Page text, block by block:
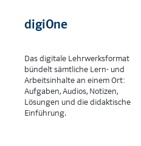
digiOne
Das digitale Lehrwerksformat
bündelt sämtliche Lern- und
Arbeitsinhalte an einem Ort:
Aufgaben, Audios, Notizen,
Lösungen und die didaktische
Einführung.